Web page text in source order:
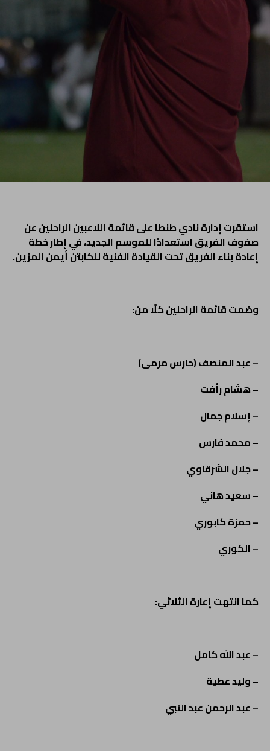
استقرت إدارة نادي طنطا على قائمة اللاعبين الراحلين عن
صفوف الفريق استعدادًا للموسم الجديد، في إطار خطة
إعادة بناء الفريق تحت القيادة الفنية للكابتن أيمن المزين.
وضمت قائمة الراحلين كلًا من:
– عبد المنصف (حارس مرمى)
– هشام رأفت
– إسلام جمال
– محمد فارس
– جلال الشرقاوي
– سعيد هاني
– حمزة كابوري
– الكوري
كما انتهت إعارة الثلاثي:
– عبد الله كامل
– وليد عطية
– عبد الرحمن عبد النبي